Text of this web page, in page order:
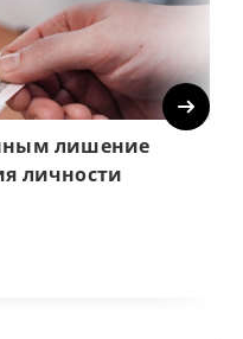
лишение
личности
Next